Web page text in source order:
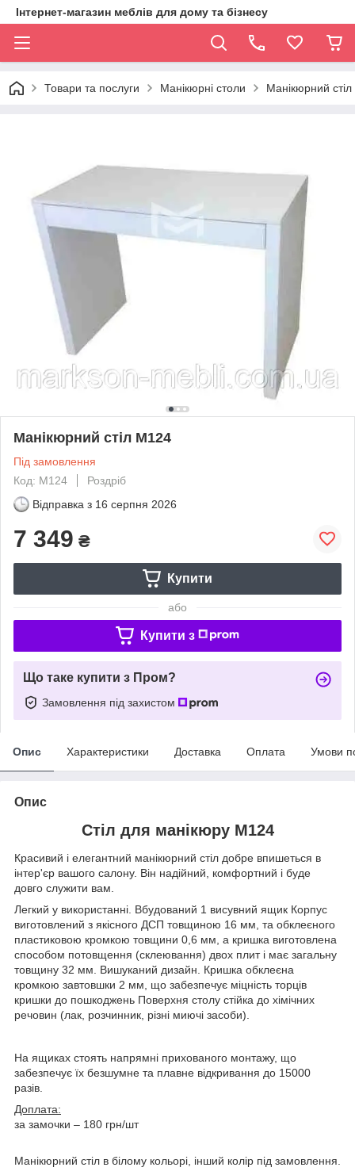
Інтернет-магазин меблів для дому та бізнесу
Товари та послуги Манікюрні столи Манікюрний
Манікюрний стіл М124
Під замовлення
Код: М124
Роздріб
Відправка з 16 серпня 2026
7 349 ₴
Купити
або
Купити з
Що таке купити з Пром?
Замовлення під захистом
Опис Характеристики Доставка Оплата Умови
Опис
Стіл для манікюру M124
Красивий і елегантний манікюрний стіл добре впишеться в
інтер'єр вашого салону. Він надійний, комфортний і буде
довго служити вам.
Легкий у використанні. Вбудований 1 висувний ящик Корпус
виготовлений з якісного ДСП товщиною 16 мм, та обклеєного
пластиковою кромкою товщини 0,6 мм, а кришка виготовлена ​​
способом потовщення (склеювання) двох плит і має загальну
товщину 32 мм. Вишуканий дизайн. Кришка обклеєна
кромкою завтовшки 2 мм, що забезпечує міцність торців
кришки до пошкоджень Поверхня столу стійка до хімічних
речовин (лак, розчинник, різні миючі засоби).
На ящиках стоять напрямні прихованого монтажу, що
забезпечує їх безшумне та плавне відкривання до 15000
разів.
Доплата:
за замочки – 180 грн/шт
Манікюрний стіл в білому кольорі, інший колір під замовлення.